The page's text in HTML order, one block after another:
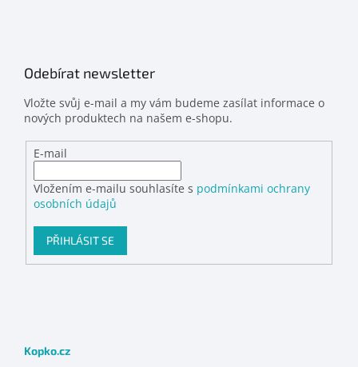
Odebírat newsletter
Vložte svůj e-mail a my vám budeme zasílat informace o
nových produktech na našem e-shopu.
E-mail
Vložením e-mailu souhlasíte s podmínkami ochrany
osobních údajů
PŘIHLÁSIT SE
Kopko.cz